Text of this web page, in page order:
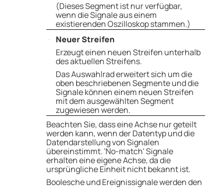
(Dieses Segment ist nur verfügbar,
wenn die Signale aus einem
existierenden Oszilloskop stammen.)
Neuer Streifen
Erzeugt einen neuen Streifen unterhalb
des aktuellen Streifens.
Das Auswahlrad erweitert sich um die
oben beschriebenen Segmente und die
Signale können einem neuen Streifen
mit dem ausgewählten Segment
zugewiesen werden.
Beachten Sie, dass eine Achse nur geteilt
werden kann, wenn der Datentyp und die
Datendarstellung von Signalen
übereinstimmt. 'No-match' Signale
erhalten eine eigene Achse, da die
ursprüngliche Einheit nicht bekannt ist.
Boolesche und Ereignissignale werden den